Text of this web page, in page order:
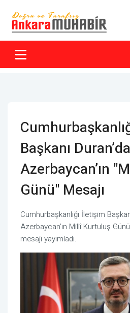
Başkanı
Azerbaycan’ın
Günü" Mesajı
Cumhurbaşkanlığı İletişim
Azerbaycan’ın Millî Kurtuluş
mesajı yayımladı.